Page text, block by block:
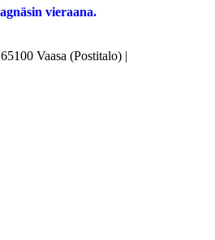
vieraana.
Vaasa (Postitalo) |